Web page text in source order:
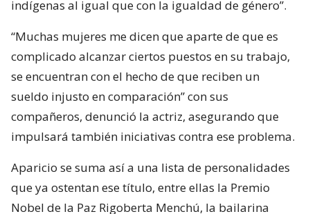
indígenas al igual que con la igualdad de género”.
“Muchas mujeres me dicen que aparte de que es
complicado alcanzar ciertos puestos en su trabajo,
se encuentran con el hecho de que reciben un
sueldo injusto en comparación” con sus
compañeros, denunció la actriz, asegurando que
impulsará también iniciativas contra ese problema.
Aparicio se suma así a una lista de personalidades
que ya ostentan ese título, entre ellas la Premio
Nobel de la Paz Rigoberta Menchú, la bailarina